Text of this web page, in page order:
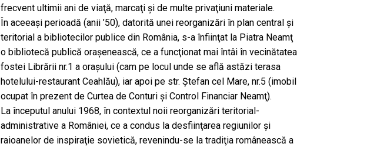
frecvent ultimii ani de viaţă, marcaţi şi de multe privaţiuni materiale.
În aceeaşi perioadă (anii ’50), datorită unei reorganizări în plan central şi
teritorial a bibliotecilor publice din România, s-a înfiinţat la Piatra Neamţ
o bibliotecă publică oraşenească, ce a funcţionat mai întâi în vecinătatea
fostei Librării nr.1 a oraşului (cam pe locul unde se află astăzi terasa
hotelului-restaurant Ceahlău), iar apoi pe str. Ştefan cel Mare, nr.5 (imobil
ocupat în prezent de Curtea de Conturi şi Control Financiar Neamţ).
La începutul anului 1968, în contextul noii reorganizări teritorial-
administrative a României, ce a condus la desfiinţarea regiunilor şi
raioanelor de inspiraţie sovietică, revenindu-se la tradiţia românească a